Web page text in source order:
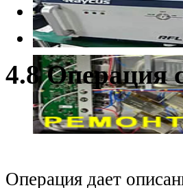
4.8 Операция
Операция дает